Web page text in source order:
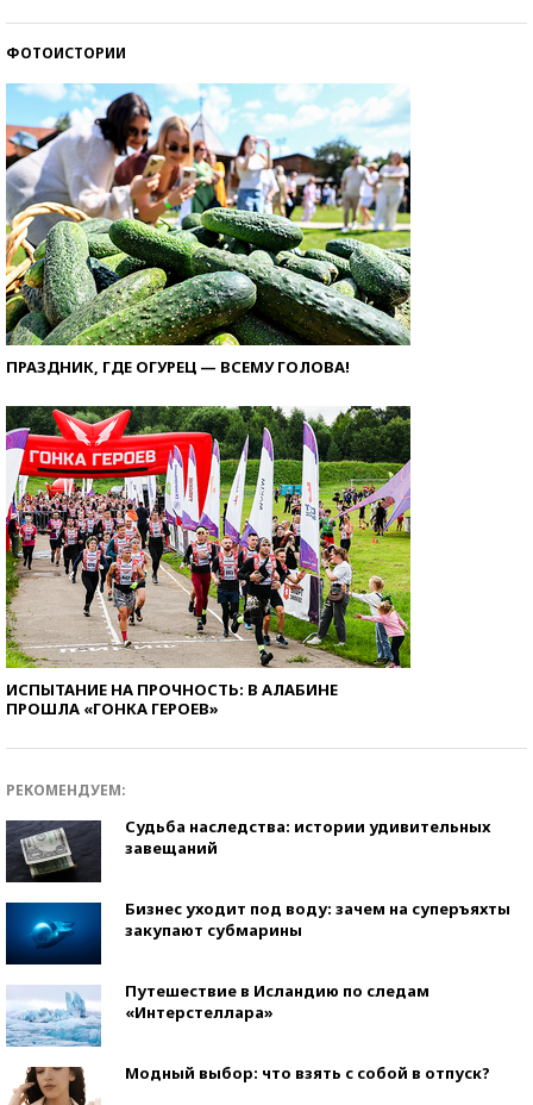
ФОТОИСТОРИИ
ПРАЗДНИК, ГДЕ ОГУРЕЦ — ВСЕМУ ГОЛОВА!
ИСПЫТАНИЕ НА ПРОЧНОСТЬ: В АЛАБИНЕ
ПРОШЛА «ГОНКА ГЕРОЕВ»
РЕКОМЕНДУЕМ:
Судьба наследства: истории удивительных
завещаний
Бизнес уходит под воду: зачем на суперъяхты
закупают субмарины
Путешествие в Исландию по следам
«Интерстеллара»
Модный выбор: что взять с собой в отпуск?